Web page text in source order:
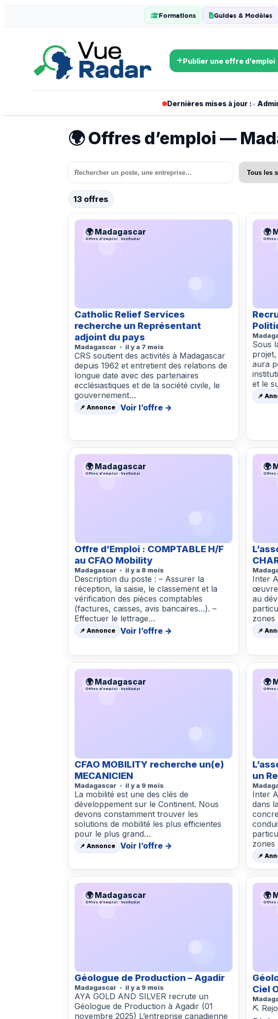
Formations Guides & Modèles
Publier une offre d’emploi
Dernières mises à jour :•
🌍 Offres d’emploi —
13 offres
🌍 Madagascar
Offres d’emploi · VueRadar
Catholic Relief Services
recherche un Représentant
adjoint du pays
Madagascar il y a 7 mois
CRS soutient des activités à Madagascar
depuis 1962 et entretient des relations de
longue date avec des partenaires
ecclésiastiques et de la société civile, le
gouvernement…
📌 Annonce Voir l’offre →
🌍
Offres
Sous
projet,
aura
et le
📌
🌍 Madagascar
Offres d’emploi · VueRadar
Offre d’Emploi : COMPTABLE H/F
au CFAO Mobility
Madagascar il y a 8 mois
Description du poste : – Assurer la
réception, la saisie, le classement et la
vérification des pièces comptables
(factures, caisses, avis bancaires…). –
Effectuer le lettrage…
📌 Annonce Voir l’offre →
🌍
Offres
Inter
œuvre
au
zones
📌
🌍 Madagascar
Offres d’emploi · VueRadar
CFAO MOBILITY recherche un(e)
MECANICIEN
Madagascar il y a 9 mois
La mobilité est une des clés de
développement sur le Continent. Nous
devons constamment trouver les
solutions de mobilité les plus efficientes
pour le plus grand…
📌 Annonce Voir l’offre →
🌍
Offres
un
Inter
dans
zones
📌
🌍 Madagascar
Offres d’emploi · VueRadar
Géologue de Production – Agadir
Madagascar il y a 9 mois
AYA GOLD AND SILVER recrute un
Géologue de Production à Agadir (01
novembre 2025) L’entreprise canadienne
🌍
Offres
Ciel
⛏️